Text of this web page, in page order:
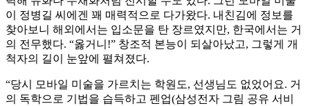
이 정병길 씨에겐 꽤 매력적으로 다가왔다. 내친김에 정보를
찾아보니 해외에서는 입소문을 탄 장르였지만, 한국에서는 거
의 전무했다. “옳거니!” 창조적 본능이 되살아났고, 그렇게 개
척자의 길이 눈앞에 펼쳐졌다.
“당시 모바일 미술을 가르치는 학원도, 선생님도 없었어요. 거
의 독학으로 기법을 습득하고 펜업(삼성전자 그림 공유 서비